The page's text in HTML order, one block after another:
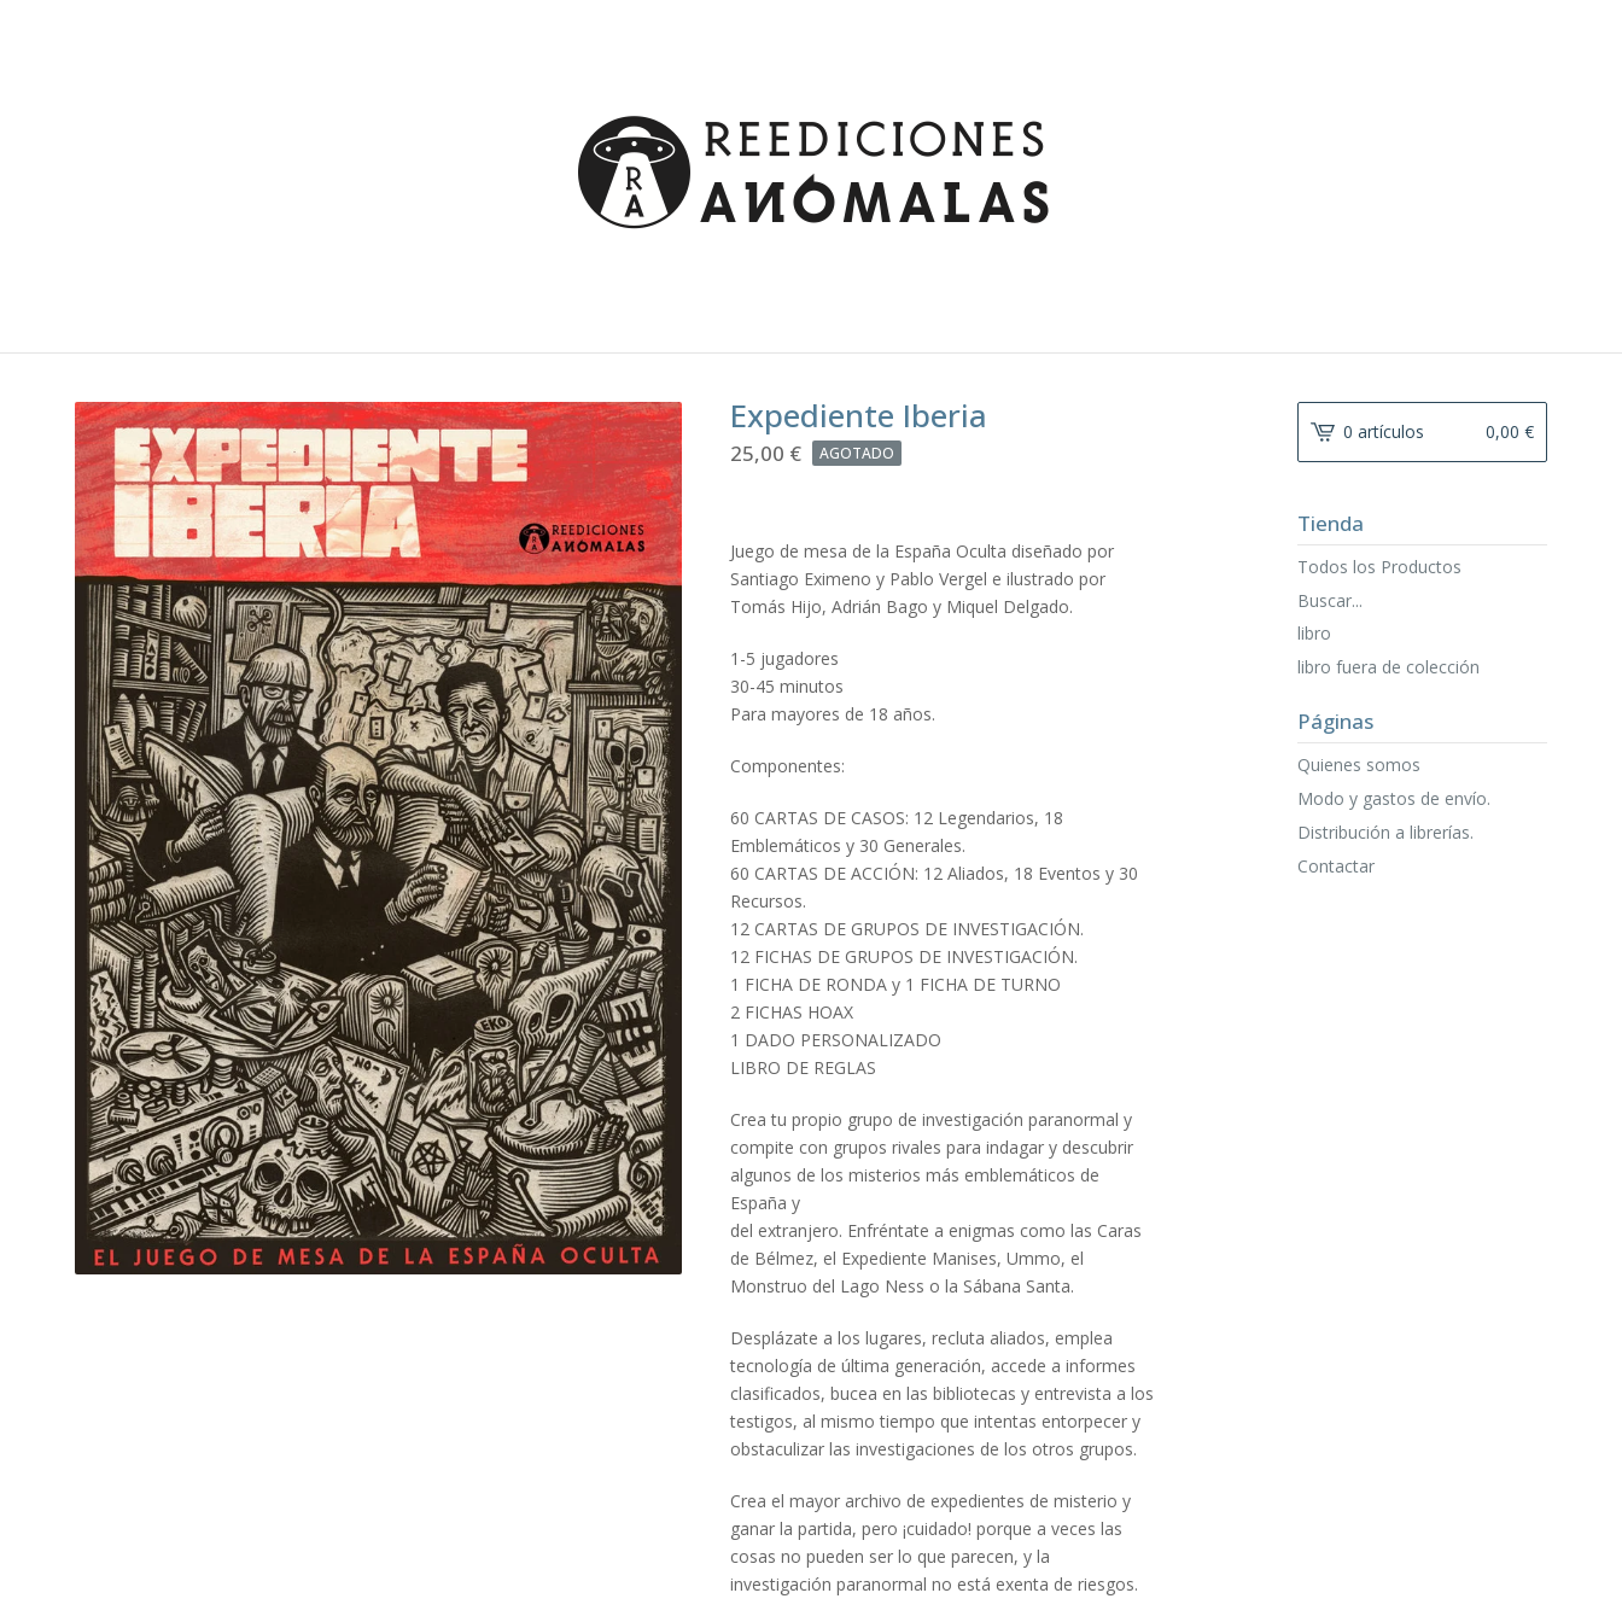
Expediente Iberia
25,00 € AGOTADO
Juego de mesa de la España Oculta diseñado por
Santiago Eximeno y Pablo Vergel e ilustrado por
Tomás Hijo, Adrián Bago y Miquel Delgado.
1-5 jugadores
30-45 minutos
Para mayores de 18 años.
Componentes:
60 CARTAS DE CASOS: 12 Legendarios, 18
Emblemáticos y 30 Generales.
60 CARTAS DE ACCIÓN: 12 Aliados, 18 Eventos y 30
Recursos.
12 CARTAS DE GRUPOS DE INVESTIGACIÓN.
12 FICHAS DE GRUPOS DE INVESTIGACIÓN.
1 FICHA DE RONDA y 1 FICHA DE TURNO
2 FICHAS HOAX
1 DADO PERSONALIZADO
LIBRO DE REGLAS
Crea tu propio grupo de investigación paranormal y
compite con grupos rivales para indagar y descubrir
algunos de los misterios más emblemáticos de
España y
del extranjero. Enfréntate a enigmas como las Caras
de Bélmez, el Expediente Manises, Ummo, el
Monstruo del Lago Ness o la Sábana Santa.
Desplázate a los lugares, recluta aliados, emplea
tecnología de última generación, accede a informes
clasificados, bucea en las bibliotecas y entrevista a los
testigos, al mismo tiempo que intentas entorpecer y
obstaculizar las investigaciones de los otros grupos.
Crea el mayor archivo de expedientes de misterio y
ganar la partida, pero ¡cuidado! porque a veces las
cosas no pueden ser lo que parecen, y la
investigación paranormal no está exenta de riesgos.
0 artículos 0,00 €
Tienda
Todos los Productos
Buscar...
libro
libro fuera de colección
Páginas
Quienes somos
Modo y gastos de envío.
Distribución a librerías.
Contactar